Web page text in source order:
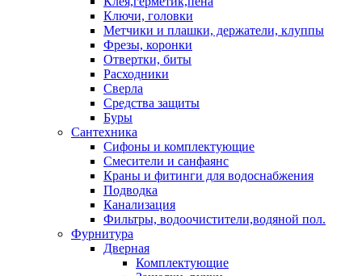
Ключи, головки
Метчики и плашки, держатели, клуппы
Фрезы, коронки
Отвертки, биты
Расходники
Сверла
Средства защиты
Буры
Сантехника
Сифоны и комплектующие
Смесители и санфаянс
Краны и фитинги для водоснабжения
Подводка
Канализация
Фильтры, водоочистители,водяной пол.
Фурнитура
Дверная
Комплектующие